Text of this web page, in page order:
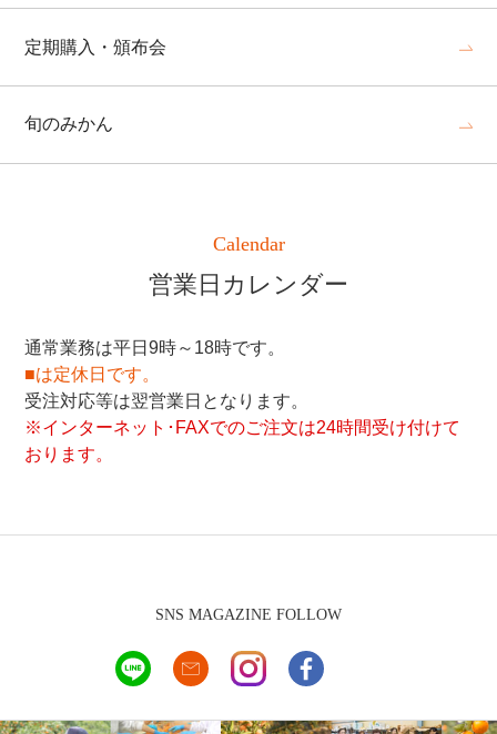
定期購入・頒布会
旬のみかん
Calendar
営業日カレンダー
通常業務は平日9時～18時です。
■は定休日です。
受注対応等は翌営業日となります。
※インターネット･FAXでのご注文は24時間受け付けて
おります。
SNS MAGAZINE FOLLOW